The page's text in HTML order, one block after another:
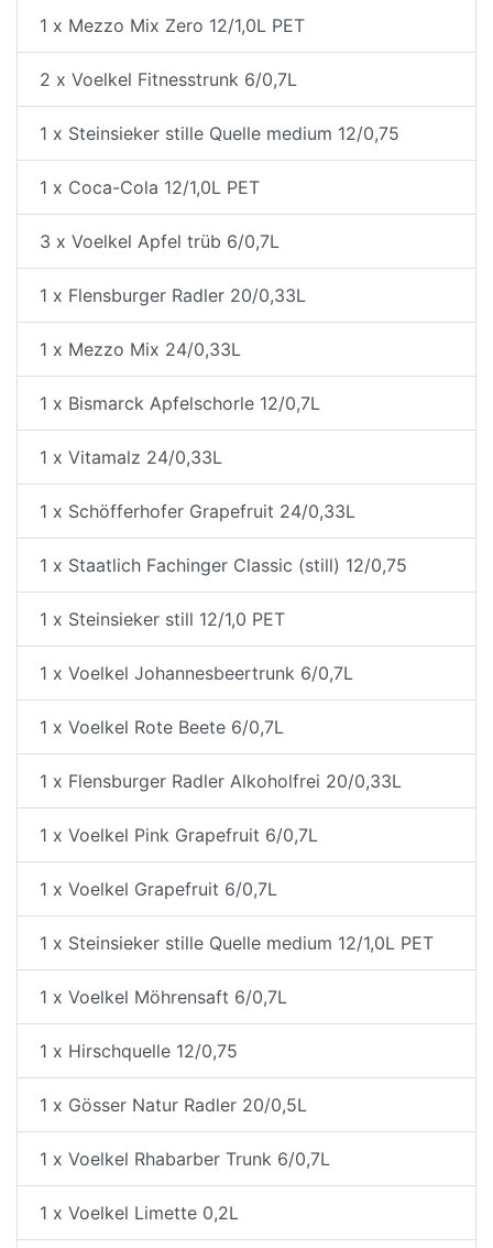
1 x Mezzo Mix Zero 12/1,0L PET
2 x Voelkel Fitnesstrunk 6/0,7L
1 x Steinsieker stille Quelle medium 12/0,75
1 x Coca-Cola 12/1,0L PET
3 x Voelkel Apfel trüb 6/0,7L
1 x Flensburger Radler 20/0,33L
1 x Mezzo Mix 24/0,33L
1 x Bismarck Apfelschorle 12/0,7L
1 x Vitamalz 24/0,33L
1 x Schöfferhofer Grapefruit 24/0,33L
1 x Staatlich Fachinger Classic (still) 12/0,75
1 x Steinsieker still 12/1,0 PET
1 x Voelkel Johannesbeertrunk 6/0,7L
1 x Voelkel Rote Beete 6/0,7L
1 x Flensburger Radler Alkoholfrei 20/0,33L
1 x Voelkel Pink Grapefruit 6/0,7L
1 x Voelkel Grapefruit 6/0,7L
1 x Steinsieker stille Quelle medium 12/1,0L PET
1 x Voelkel Möhrensaft 6/0,7L
1 x Hirschquelle 12/0,75
1 x Gösser Natur Radler 20/0,5L
1 x Voelkel Rhabarber Trunk 6/0,7L
1 x Voelkel Limette 0,2L